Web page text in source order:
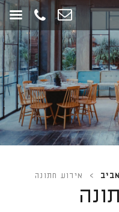
> אירוע חתונה